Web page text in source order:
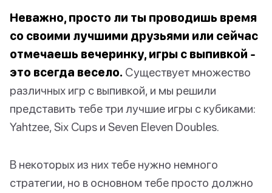
Неважно, просто ли ты проводишь время
со своими лучшими друзьями или сейчас
отмечаешь вечеринку, игры с выпивкой -
это всегда весело. Существует множество
различных игр с выпивкой, и мы решили
представить тебе три лучшие игры с кубиками:
Yahtzee, Six Cups и Seven Eleven Doubles.
В некоторых из них тебе нужно немного
стратегии, но в основном тебе просто должно